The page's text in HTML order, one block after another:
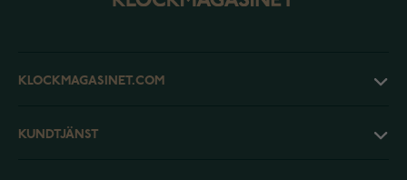
KLOCKMAGASINET.COM
KUNDTJÄNST